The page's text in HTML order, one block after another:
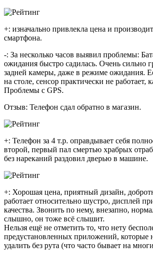
+: изначально привлекла цена и
смартфона.
-: За несколько часов выявил проблемы:
ожидания быстро садилась. Очень сильно
задней камеры, даже в режиме ожидания.
на столе, сенсор практически не работает,
Проблемы с GPS.
Отзыв: Телефон сдал обратно в магазин.
+: Телефон за 4 т.р. оправдывает себя
второй, первый пал смертью храбрых
без нареканий раздовил дверью в машине.
+: Хорошая цена, приятный дизайн,
работает относительно шустро, дисплей
качества. Звонить по нему, внезапно,
слышно, он тоже всё слышит.
Нельзя ещё не отметить то, что нету
предустановленных приложений, которые
удалить без рута (что часто бывает на